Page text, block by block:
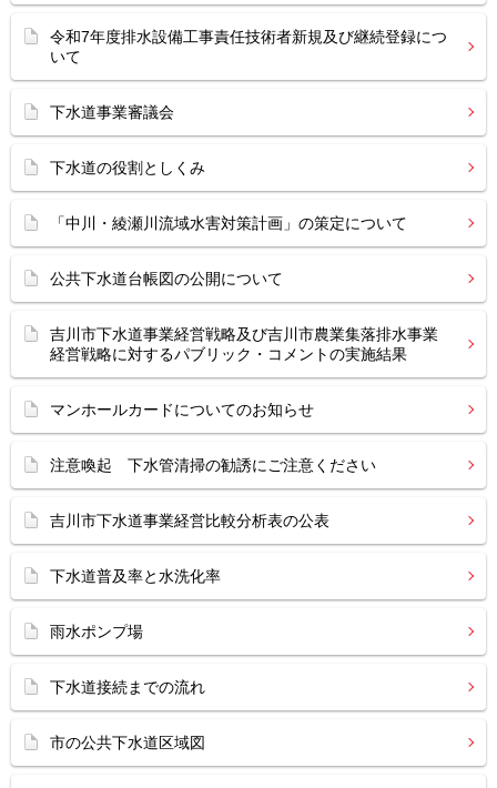
令和7年度排水設備工事責任技術者新規及び継続登録につ
いて
下水道事業審議会
下水道の役割としくみ
「中川・綾瀬川流域水害対策計画」の策定について
公共下水道台帳図の公開について
吉川市下水道事業経営戦略及び吉川市農業集落排水事業
経営戦略に対するパブリック・コメントの実施結果
マンホールカードについてのお知らせ
注意喚起 下水管清掃の勧誘にご注意ください
吉川市下水道事業経営比較分析表の公表
下水道普及率と水洗化率
雨水ポンプ場
下水道接続までの流れ
市の公共下水道区域図